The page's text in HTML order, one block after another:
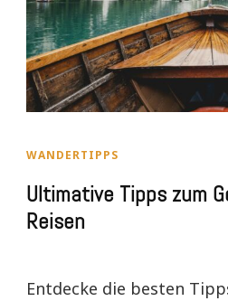
WANDERTIPPS
Ultimative Tipps zum
Reisen
Entdecke die besten